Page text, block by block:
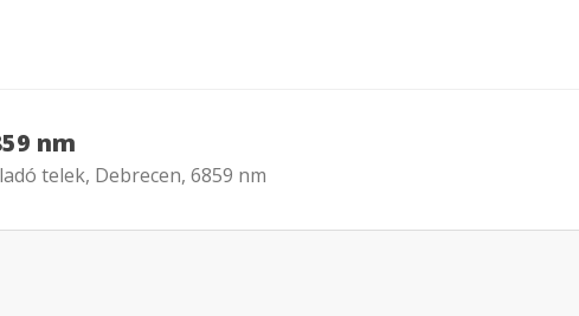
nm
telek, Debrecen, 6859 nm